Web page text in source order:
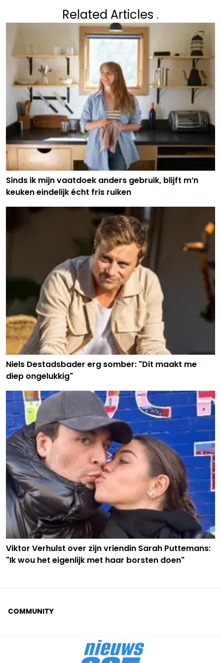
Related Articles .
Sinds ik mijn vaatdoek anders gebruik, blijft m’n
keuken eindelijk écht fris ruiken
Niels Destadsbader erg somber: "Dit maakt me
diep ongelukkig"
Viktor Verhulst over zijn vriendin Sarah Puttemans:
"Ik wou het eigenlijk met haar borsten doen"
COMMUNITY